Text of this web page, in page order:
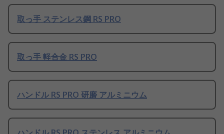
取っ手 ステンレス鋼 RS PRO
取っ手 軽合金 RS PRO
ハンドル RS PRO 研磨 アルミニウム